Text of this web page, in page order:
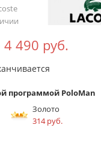
4 490 руб.
программой PoloMan
Золото
314 руб.